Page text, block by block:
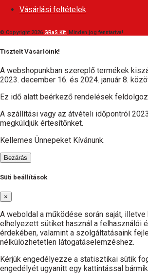
Vásárlási feltételek
© Copyright 2026 GRaS Kft. Minden jog fenntartva!
Tisztelt Vásárlóink!
A webshopunkban szereplő termékek
2023. december 16. és 2024. január 8.
Ez idő alatt beérkező rendelések
A szállítási vagy az átvételi időpontról
megküldjük értesítőnket.
Kellemes Ünnepeket Kívánunk.
Bezárás
Süti beállítások
×
A weboldal a működése során saját, illetve
elhelyezett sütiket használ a felhasználói
érdekében, valamint a szolgáltatásaink
nélkülözhetetlen látogatáselemzéshez.
Kérjük engedélyezze a statisztikai sütik
engedélyét ugyanitt egy kattintással